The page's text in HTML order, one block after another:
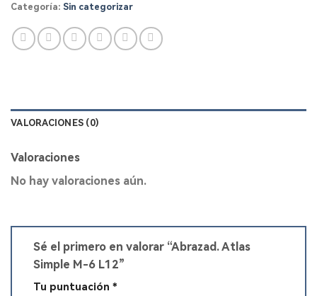
Categoría: Sin categorizar
VALORACIONES (0)
Valoraciones
No hay valoraciones aún.
Sé el primero en valorar “Abrazad. Atlas
Simple M-6 L12”
Tu puntuación *